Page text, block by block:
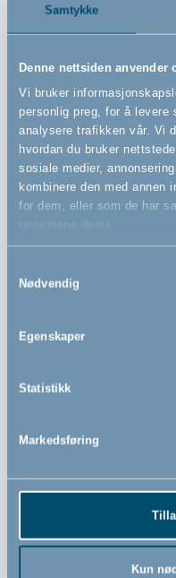
Samtykke
Denne nettsiden anvender
Vi bruker
personlig preg, for å levere
analysere trafikken vår. Vi
hvordan du bruker
sosiale medier,
kombinere den med annen
for dem, eller som de har
tjenestene deres.
Nødvendig
Egenskaper
Statistikk
Markedsføring
Kun
95 cm
Lengde
66 cm
Materiale
Farge
# 500120
EN 17072:2018